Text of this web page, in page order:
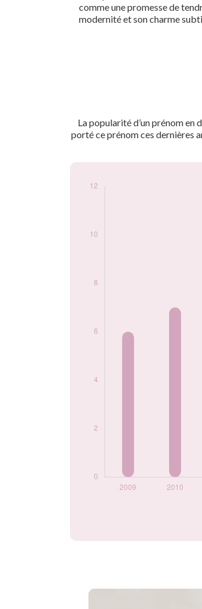
comme une promesse de
modernité et son charme
La popularité d’un prénom
porté ce prénom ces dernières
2009
6
2010
7
2014
9
2018